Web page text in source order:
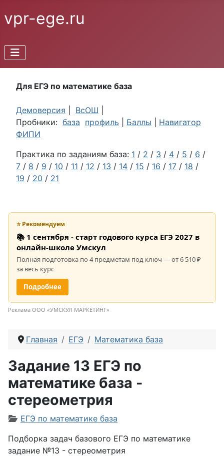
vpr-ege.ru
Для ЕГЭ по математике база
Демоверсия ВсОШ
Пробники: база профиль Баллы
Навигатор
ФИПИ
Практика по заданиям база: 1 / 2 / 3 / 4 / 5 / 6 /
7 / 8 / 9 / 10 / 11 / 12 / 13 / 14 / 15 / 16 / 17 / 18 /
19 / 20 / 21
⭐ Рекомендуем
📚 1 сентября - старт годового курса ЕГЭ 2027 в
онлайн-школе Умскул
Полная подготовка по 4 предметам под ключ — от 6 510 ₽
за весь курс
Подробнее
Реклама ООО «УМСКУЛ МАРКЕТИНГ»
Главная ЕГЭ Математика база
Задание 13 ЕГЭ по
математике база -
стереометрия
Информация о материале
ЕГЭ по математике база
Подборка задач базового ЕГЭ по математике
задание №13 - стереометрия